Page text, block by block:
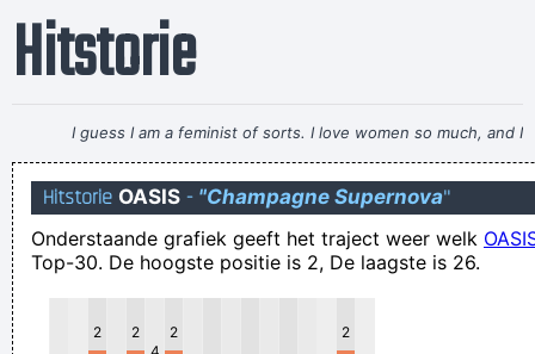
Hitstorie
I guess I am a feminist of sorts. I love women so much, and I
celebrate the feminine in me because I appreciate it so much.
~ Steven Tyler
als de hemel valt hebben we allemaal een blauwe muts
possibly one of the most irritating things ever! just bloody
Lieve Urbain, ge zijt heeltergans verkeerd ingelicht. Alcohol
Hitstorie OASIS - "Champagne Supernova"
Onderstaande grafiek geeft het traject weer welk
Top-30. De hoogste positie is 2, De laagste is 26.
2 2 2 2